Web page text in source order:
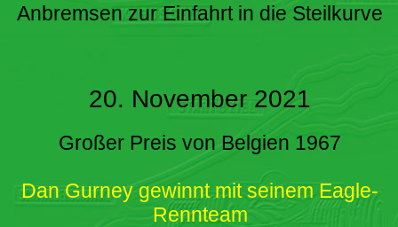
Anbremsen zur Einfahrt in die Steilkurve
20. November 2021
Großer Preis von Belgien 1967
Dan Gurney gewinnt mit seinem Eagle-
Rennteam